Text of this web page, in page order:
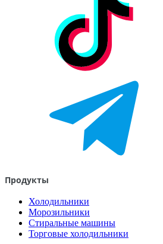
Продукты
Холодильники
Морозильники
Стиральные машины
Торговые холодильники